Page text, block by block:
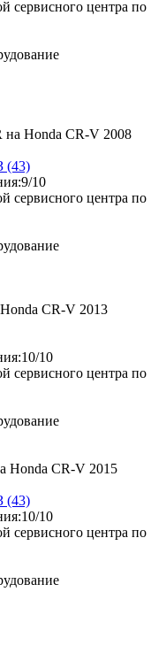
сервисного центра по
на Honda CR-V 2008
10
сервисного центра по
CR-V 2013
10
сервисного центра по
Honda CR-V 2015
10
сервисного центра по